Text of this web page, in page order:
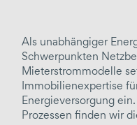
Ganzheitliche
Projektentwicklung
Energieeffizienzberatung
Als unabhängiger
Schwerpunkten
Mieterstrommodelle
Immobilienexpertise
Energieversorgung
Prozessen finden wir